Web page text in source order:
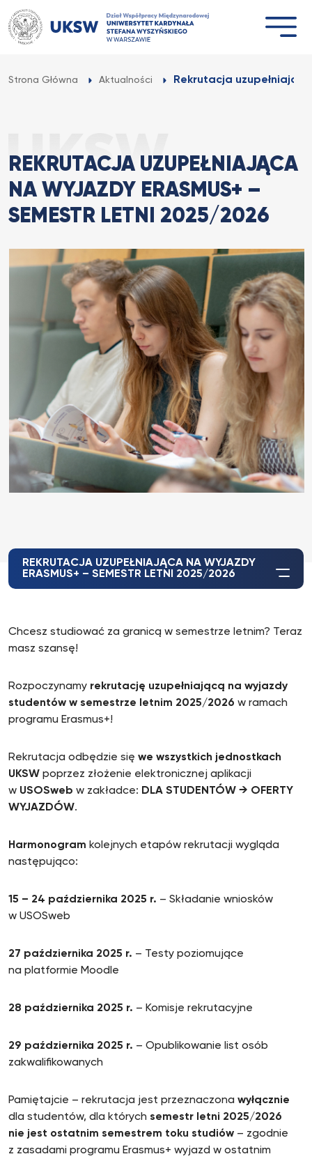
Przejdź
do
treści
Strona Główna Aktualności Rekrutacja
REKRUTACJA UZUPEŁNIAJĄCA
NA WYJAZDY ERASMUS+ –
SEMESTR LETNI 2025/2026
REKRUTACJA UZUPEŁNIAJĄCA NA WYJAZDY
ERASMUS+ – SEMESTR LETNI 2025/2026
Chcesz studiować za granicą w semestrze letnim? Teraz
masz szansę!
Rozpoczynamy rekrutację uzupełniającą na wyjazdy
studentów w semestrze letnim 2025/2026 w ramach
programu Erasmus+!
Rekrutacja odbędzie się we wszystkich jednostkach
UKSW poprzez złożenie elektronicznej aplikacji
w USOSweb w zakładce: DLA STUDENTÓW → OFERTY
WYJAZDÓW.
Harmonogram kolejnych etapów rekrutacji wygląda
następująco:
15 – 24 października 2025 r. – Składanie wniosków
w USOSweb
27 października 2025 r. – Testy poziomujące
na platformie Moodle
28 października 2025 r. – Komisje rekrutacyjne
29 października 2025 r. – Opublikowanie list osób
zakwalifikowanych
Pamiętajcie – rekrutacja jest przeznaczona wyłącznie
dla studentów, dla których semestr letni 2025/2026
nie jest ostatnim semestrem toku studiów – zgodnie
z zasadami programu Erasmus+ wyjazd w ostatnim